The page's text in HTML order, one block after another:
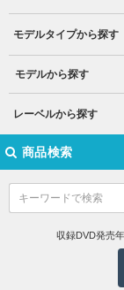
モデルタイプから探す
モデルから探す
レーベルから探す
商品検索
収録DVD発売